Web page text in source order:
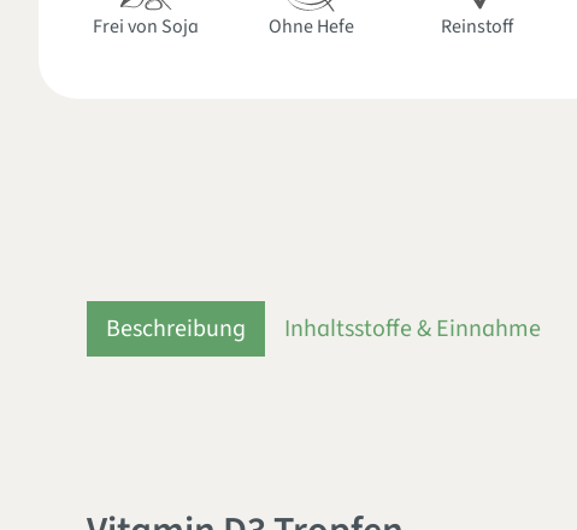
Frei von Soja Ohne Hefe Reinstoff
Beschreibung Inhaltsstoffe & Einnahme